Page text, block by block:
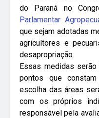
do Paraná no
Parlamentar
que sejam adotadas
agricultores e
desapropriação.
Essas medidas
pontos que
escolha das áreas
com os próprios
responsável pela